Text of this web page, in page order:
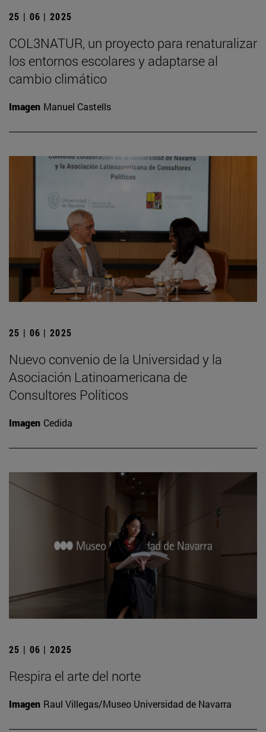
25 | 06 | 2025
COL3NATUR, un proyecto para renaturalizar
los entornos escolares y adaptarse al
cambio climático
Imagen Manuel Castells
25 | 06 | 2025
Nuevo convenio de la Universidad y la
Asociación Latinoamericana de
Consultores Políticos
Imagen Cedida
25 | 06 | 2025
Respira el arte del norte
Imagen Raul Villegas/Museo Universidad de Navarra